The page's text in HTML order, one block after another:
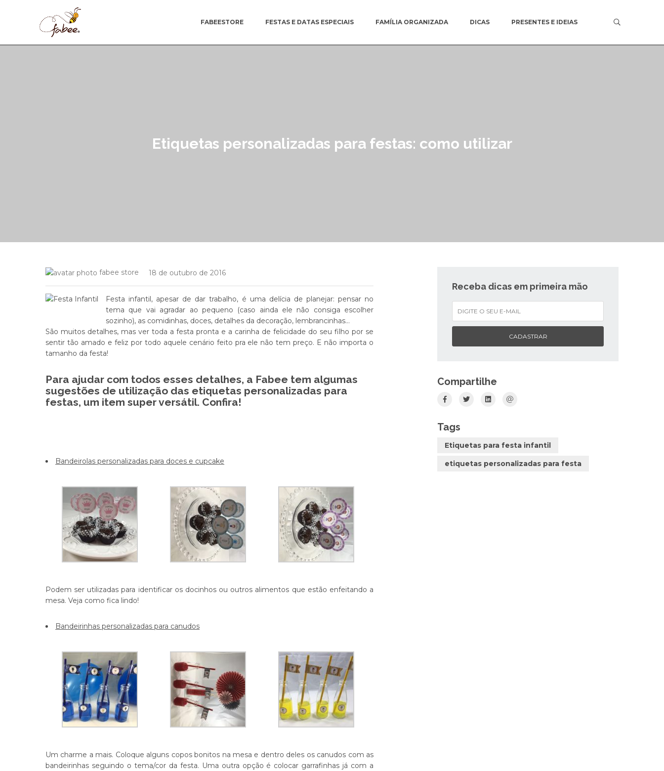
FABEESTORE FESTAS E DATAS ESPECIAIS FAMÍLIA ORGANIZADA DICAS PRESENTES E IDEIAS
Etiquetas personalizadas para festas: como utilizar
fabee store 18 de outubro de 2016
Festa infantil, apesar de dar trabalho, é uma delícia de planejar: pensar no
tema que vai agradar ao pequeno (caso ainda ele não consiga escolher
sozinho), as comidinhas, doces, detalhes da decoração, lembrancinhas…
São muitos detalhes, mas ver toda a festa pronta e a carinha de felicidade do seu filho por se
sentir tão amado e feliz por todo aquele cenário feito pra ele não tem preço. E não importa o
tamanho da festa!
Para ajudar com todos esses detalhes, a Fabee tem algumas
sugestões de utilização das etiquetas personalizadas para
festas, um item super versátil. Confira!
Bandeirolas personalizadas para doces e cupcake
Podem ser utilizadas para identificar os docinhos ou outros alimentos que estão enfeitando a
mesa. Veja como fica lindo!
Bandeirinhas personalizadas para canudos
Um charme a mais. Coloque alguns copos bonitos na mesa e dentro deles os canudos com as
bandeirinhas seguindo o tema/cor da festa. Uma outra opção é colocar garrafinhas já com a
Receba dicas em primeira mão
CADASTRAR
Compartilhe
Tags
Etiquetas para festa infantil
etiquetas personalizadas para festa